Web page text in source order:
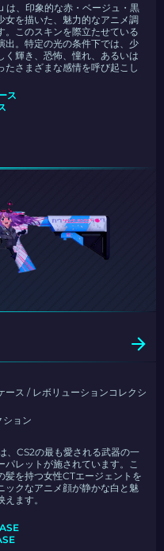
は、印象的な赤・ベージュ・黒
女を描いた、魅力的なアニメ調
。このスキンを際立たせている
出。特定の光の条件下では、少
く輝き、恐怖、憧れ、あるいは
たさまざまな感情を呼び起こし
ス
ース / レボリューションコレクシ
ョン
CS2の最も愛される武器の一
パレットが施されています。こ
髪を持つ女性CTエージェントを
ックなアニメ顔が静かな白と魅
ます。